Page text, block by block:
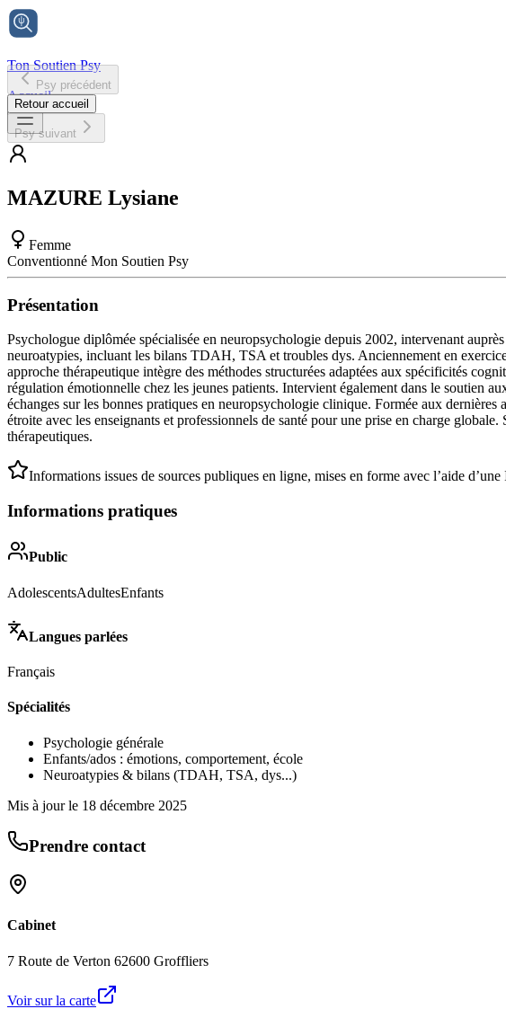
Ton Soutien Psy
Accueil
Psy précédent
Retour accueil
Psy suivant
MAZURE Lysiane
Femme
Conventionné Mon Soutien Psy
Présentation
Psychologue diplômée spécialisée en neuropsychologie depuis 2002, intervenant
neuroatypies, incluant les bilans TDAH, TSA et troubles dys. Anciennement en
approche thérapeutique intègre des méthodes structurées adaptées aux spécificités
régulation émotionnelle chez les jeunes patients. Intervient également dans le soutien
échanges sur les bonnes pratiques en neuropsychologie clinique. Formée aux
étroite avec les enseignants et professionnels de santé pour une prise en charge
thérapeutiques.
Informations issues de sources publiques en ligne, mises en forme avec l’aide
Informations pratiques
Public
AdolescentsAdultesEnfants
Langues parlées
Français
Spécialités
Psychologie générale
Enfants/ados : émotions, comportement, école
Neuroatypies & bilans (TDAH, TSA, dys...)
Mis à jour le 18 décembre 2025
Prendre contact
Cabinet
7 Route de Verton 62600 Groffliers
Voir sur la carte